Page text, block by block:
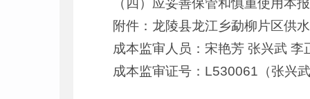
（四）应妥善保管和慎重使用本
附件：龙陵县龙江乡勐柳片区供
成本监审人员：宋艳芳 张兴武 李
成本监审证号：L530061（张兴